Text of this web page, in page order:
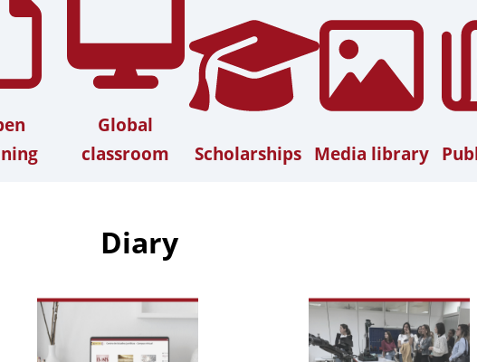
Global
classroom
Scholarships Media library
Diary